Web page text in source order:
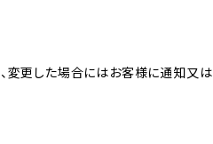
変更した場合にはお客様に通知又は